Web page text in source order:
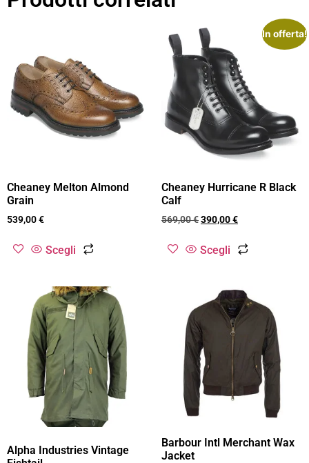
Cheaney Melton Almond
Grain
539,00€
Scegli
In offerta!
Cheaney Hurricane R Black
Calf
569,00€390,00€
Scegli
Alpha Industries Vintage
Barbour Intl Merchant Wax
Jacket